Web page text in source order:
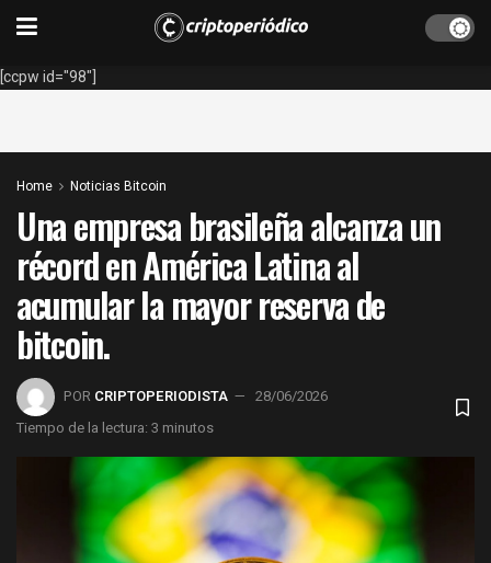
[ccpw id="98"]
Home Noticias Bitcoin
Una empresa brasileña alcanza un
récord en América Latina al
acumular la mayor reserva de
bitcoin.
POR CRIPTOPERIODISTA
28/06/2026
Tiempo de la lectura: 3 minutos